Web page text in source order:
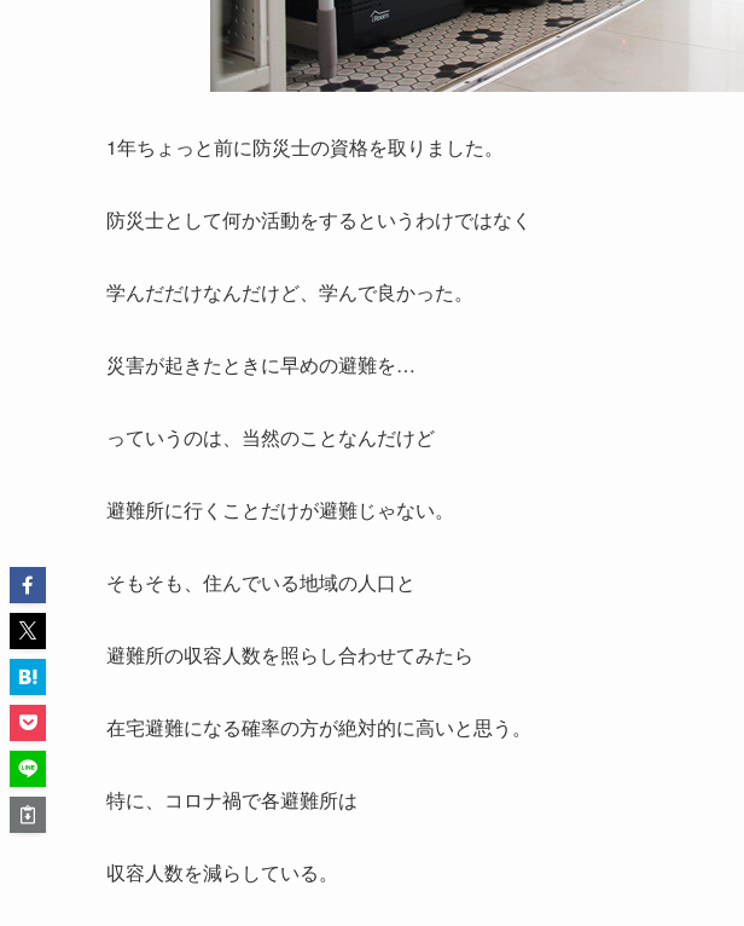
1年ちょっと前に防災士の資格を取りました。
防災士として何か活動をするというわけではなく
学んだだけなんだけど、学んで良かった。
災害が起きたときに早めの避難を…
っていうのは、当然のことなんだけど
避難所に行くことだけが避難じゃない。
そもそも、住んでいる地域の人口と
避難所の収容人数を照らし合わせてみたら
在宅避難になる確率の方が絶対的に高いと思う。
特に、コロナ禍で各避難所は
収容人数を減らしている。